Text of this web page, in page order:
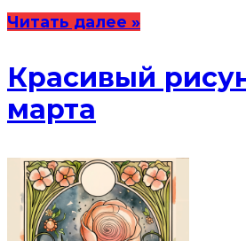
Читать далее »
Красивый
марта